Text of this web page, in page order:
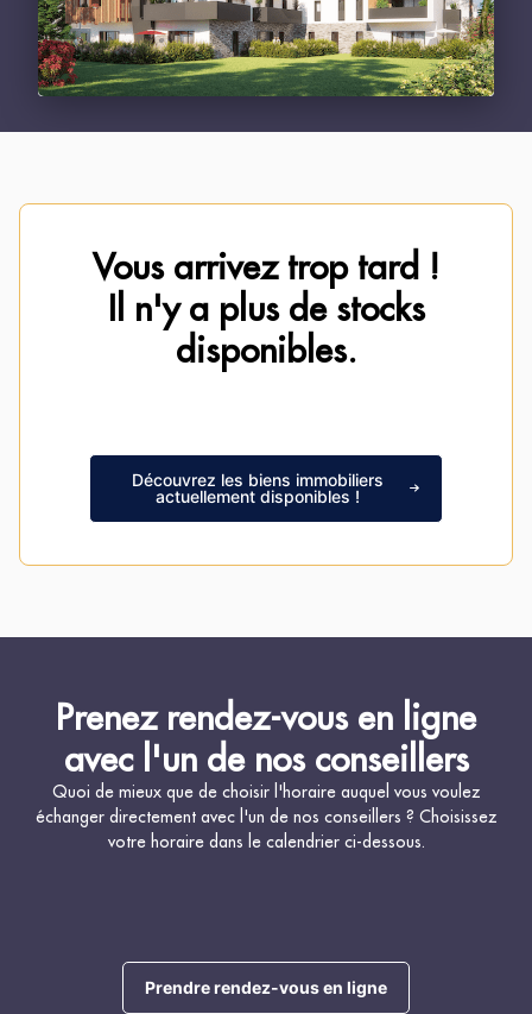
Vous arrivez trop tard !
Il n'y a plus de stocks
disponibles.
Découvrez les biens immobiliers
actuellement disponibles !
Prenez rendez-vous en ligne
avec l'un de nos conseillers
Quoi de mieux que de choisir l'horaire auquel vous voulez
échanger directement avec l'un de nos conseillers ? Choisissez
votre horaire dans le calendrier ci-dessous.
Prendre rendez-vous en ligne